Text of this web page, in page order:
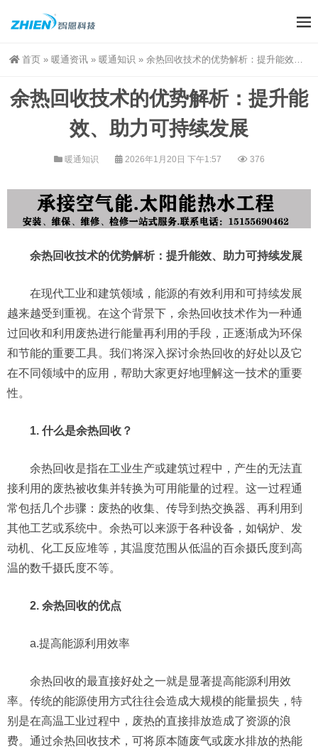
首页 » 暖通资讯 » 暖通知识 » 余热回收技术的优势解析：提升能效、助力可持续发展
余热回收技术的优势解析：提升能
效、助力可持续发展
暖通知识 2026年1月20日 下午1:57 376
余热回收技术的优势解析：提升能效、助力可持续发展
在现代工业和建筑领域，能源的有效利用和可持续发展
越来越受到重视。在这个背景下，余热回收技术作为一种通
过回收和利用废热进行能量再利用的手段，正逐渐成为环保
和节能的重要工具。我们将深入探讨余热回收的好处以及它
在不同领域中的应用，帮助大家更好地理解这一技术的重要
性。
1. 什么是余热回收？
余热回收是指在工业生产或建筑过程中，产生的无法直
接利用的废热被收集并转换为可用能量的过程。这一过程通
常包括几个步骤：废热的收集、传导到热交换器、再利用到
其他工艺或系统中。余热可以来源于各种设备，如锅炉、发
动机、化工反应堆等，其温度范围从低温的百余摄氏度到高
温的数千摄氏度不等。
2. 余热回收的优点
a.提高能源利用效率
余热回收的最直接好处之一就是显著提高能源利用效
率。传统的能源使用方式往往会造成大规模的能量损失，特
别是在高温工业过程中，废热的直接排放造成了资源的浪
费。通过余热回收技术，可将原本随废气或废水排放的热能